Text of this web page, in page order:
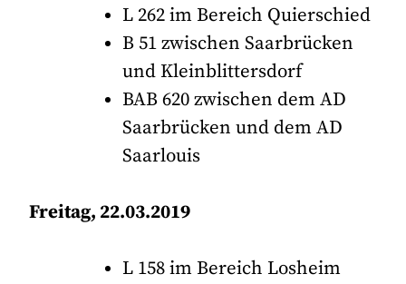
L 262 im Bereich Quierschied
B 51 zwischen Saarbrücken
und Kleinblittersdorf
BAB 620 zwischen dem AD
Saarbrücken und dem AD
Saarlouis
Freitag, 22.03.2019
L 158 im Bereich Losheim